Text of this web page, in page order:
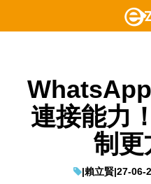
連接能力
制更
|賴立賢|27-06-